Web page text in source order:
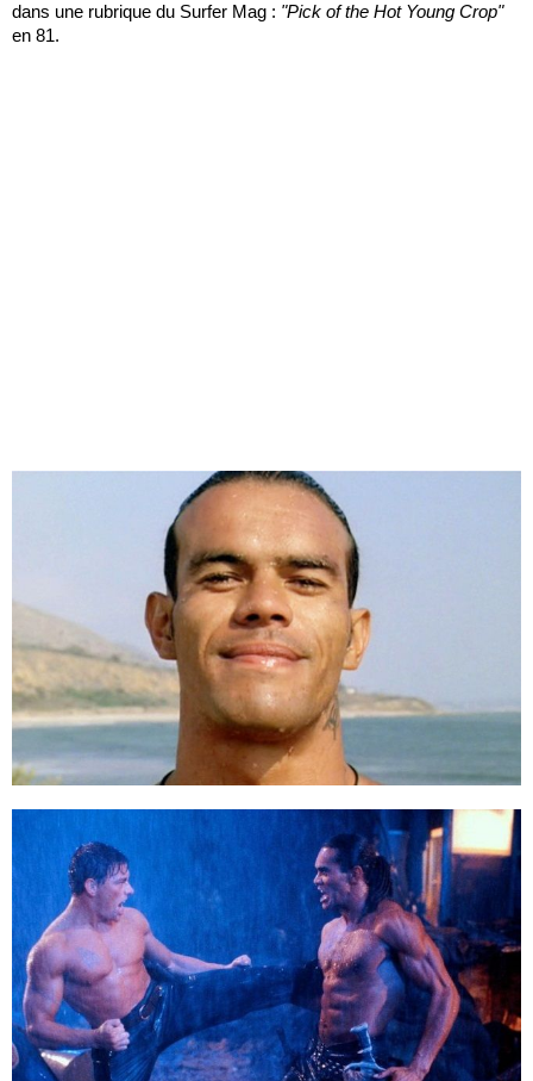
dans une rubrique du Surfer Mag : "Pick of the Hot Young Crop"
en 81.